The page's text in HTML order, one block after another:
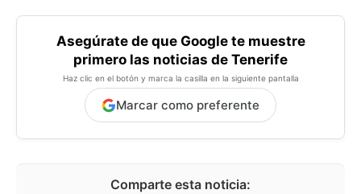
Asegúrate de que Google te muestre
primero las noticias de Tenerife
Haz clic en el botón y marca la casilla en la siguiente pantalla
Marcar como preferente
Comparte esta noticia: